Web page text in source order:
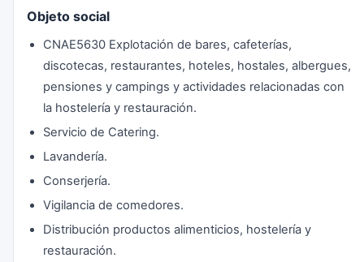
Objeto social
CNAE5630 Explotación de bares, cafeterías,
discotecas, restaurantes, hoteles, hostales, albergues,
pensiones y campings y actividades relacionadas con
la hostelería y restauración.
Servicio de Catering.
Lavandería.
Conserjería.
Vigilancia de comedores.
Distribución productos alimenticios, hostelería y
restauración.